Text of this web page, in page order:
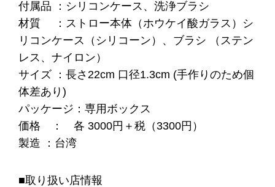
付属品 ：シリコンケース、洗浄ブラシ
材質 ：ストロー本体（ホウケイ酸ガラス）シ
リコンケース（シリコーン）、ブラシ （ステン
レス、ナイロン）
サイズ ：長さ22cm 口径1.3cm (手作りのため個
体差あり)
パッケージ：専用ボックス
価格 ： 各 3000円＋税（3300円）
製造 ：台湾
■取り扱い店情報